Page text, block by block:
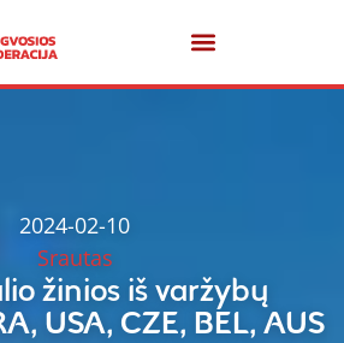
2024-02-10
Srautas
žinios iš varžybų
USA, CZE, BEL, AUS